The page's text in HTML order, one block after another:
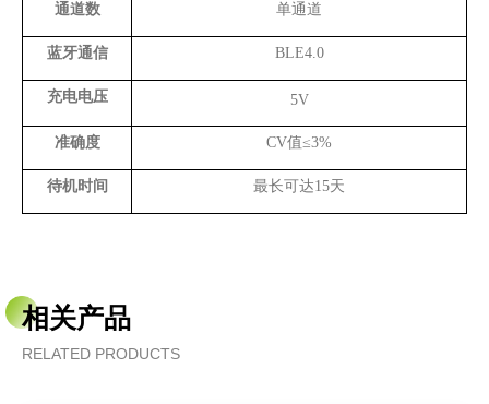
通道数 单通道
蓝⽛通信 BLE4.0
充电电压 5V
准确度 CV值≤3%
待机时间 最⻓可达15天
相关产品
RELATED PRODUCTS